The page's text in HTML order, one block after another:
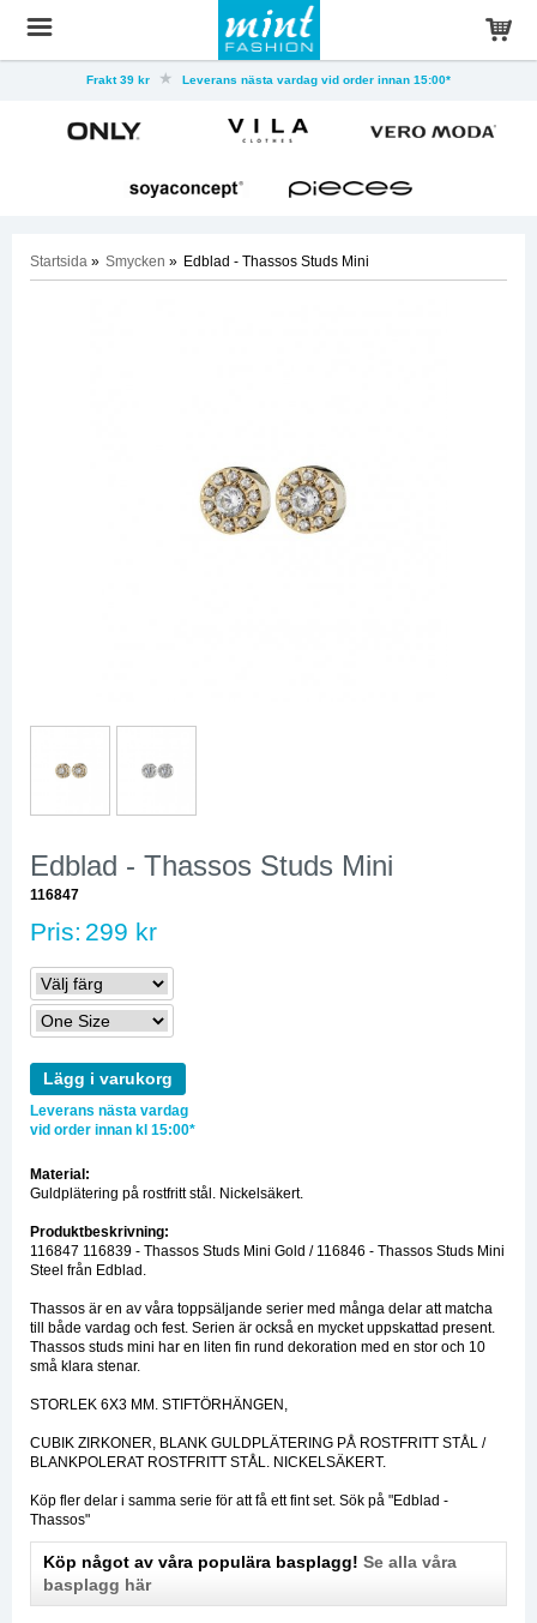
Frakt 39 kr Leverans nästa vardag vid order innan 15:00*
Startsida » Smycken » Edblad - Thassos Studs Mini
Edblad - Thassos Studs Mini
116847
Pris: 299 kr
Lägg i varukorg
Leverans nästa vardag
vid order innan kl 15:00*
Material:
Guldplätering på rostfritt stål. Nickelsäkert.
Produktbeskrivning:
116847 116839 - Thassos Studs Mini Gold / 116846 - Thassos Studs Mini
Steel från Edblad.
Thassos är en av våra toppsäljande serier med många delar att matcha
till både vardag och fest. Serien är också en mycket uppskattad present.
Thassos studs mini har en liten fin rund dekoration med en stor och 10
små klara stenar.
STORLEK 6X3 MM. STIFTÖRHÄNGEN,
CUBIK ZIRKONER, BLANK GULDPLÄTERING PÅ ROSTFRITT STÅL /
BLANKPOLERAT ROSTFRITT STÅL. NICKELSÄKERT.
Köp fler delar i samma serie för att få ett fint set. Sök på "Edblad -
Thassos"
Köp något av våra populära basplagg! Se alla våra
basplagg här